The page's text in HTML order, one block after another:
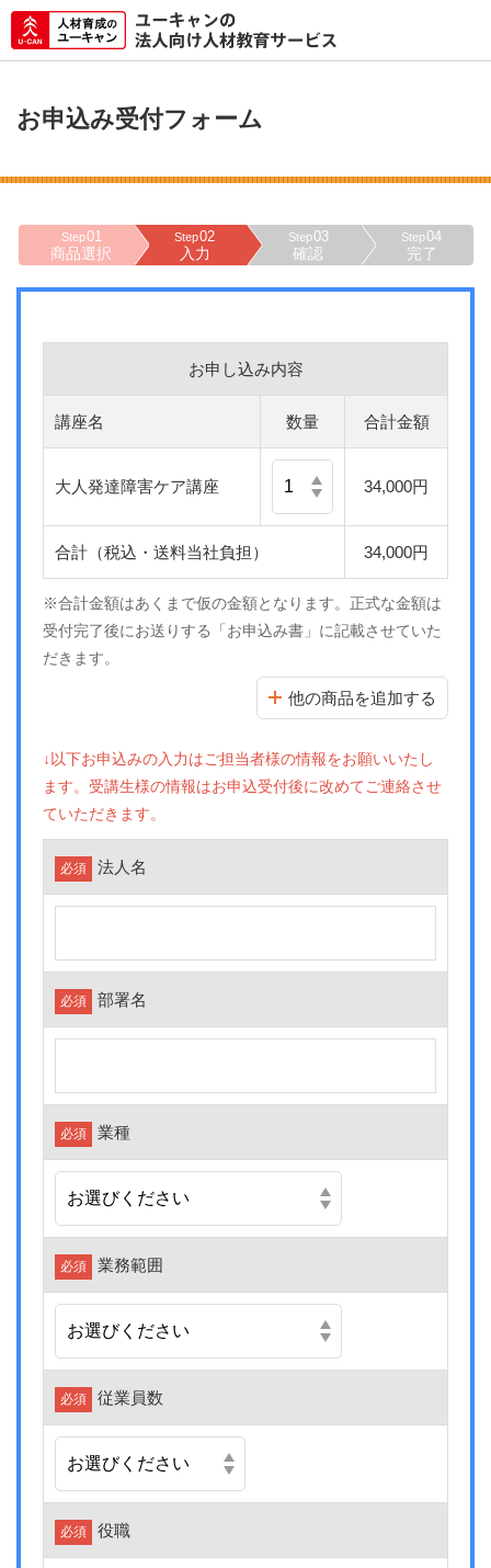
お申込み受付フォーム
Step01
商品選択
Step02
入力
Step03
確認
Step04
完了
お申し込み内容
講座名 数量 合計金額
大人発達障害ケア講座 34,000円
合計（税込・送料当社負担） 34,000円
※合計金額はあくまで仮の金額となります。正式な金額は
受付完了後にお送りする「お申込み書」に記載させていた
だきます。
他の商品を追加する
↓以下お申込みの入力はご担当者様の情報をお願いいたし
ます。受講生様の情報はお申込受付後に改めてご連絡させ
ていただきます。
必須 法人名
必須 部署名
必須 業種
必須 業務範囲
必須 従業員数
必須 役職